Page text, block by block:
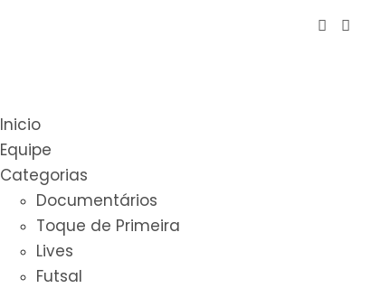
Inicio
Equipe
Categorias
Documentários
Toque de Primeira
Lives
Futsal